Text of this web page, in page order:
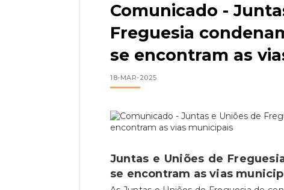
Comunicado -
Freguesia
se encontram as
18-MAR-2025
Juntas e Uniões de
se encontram as vias